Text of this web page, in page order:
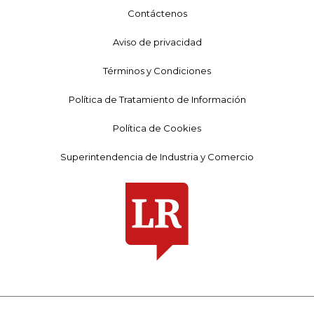
Contáctenos
Aviso de privacidad
Términos y Condiciones
Política de Tratamiento de Información
Política de Cookies
Superintendencia de Industria y Comercio